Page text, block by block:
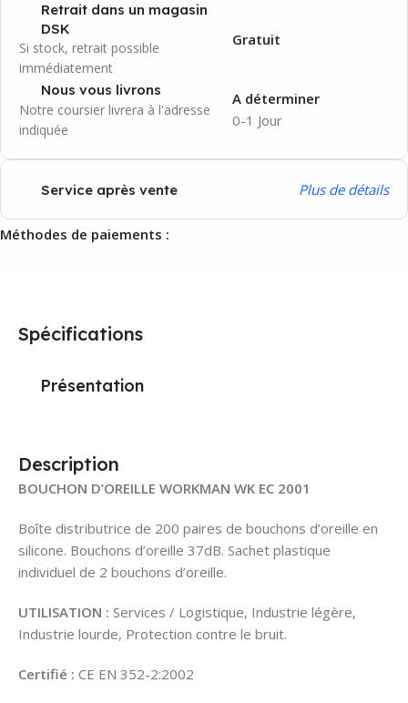
Retrait dans un magasin
DSK
Si stock, retrait possible
immédiatement
Gratuit
Nous vous livrons
Notre coursier livrera à l'adresse
indiquée
0-1 Jour
A déterminer
Service après vente Plus de détails
Méthodes de paiements :
Description
BOUCHON D’OREILLE WORKMAN WK EC 2001
Boîte distributrice de 200 paires de bouchons d’oreille en
silicone. Bouchons d’oreille 37dB. Sachet plastique
individuel de 2 bouchons d’oreille.
UTILISATION : Services / Logistique, Industrie légère,
Industrie lourde, Protection contre le bruit.
Certifié : CE EN 352-2:2002
Spécifications
Présentation